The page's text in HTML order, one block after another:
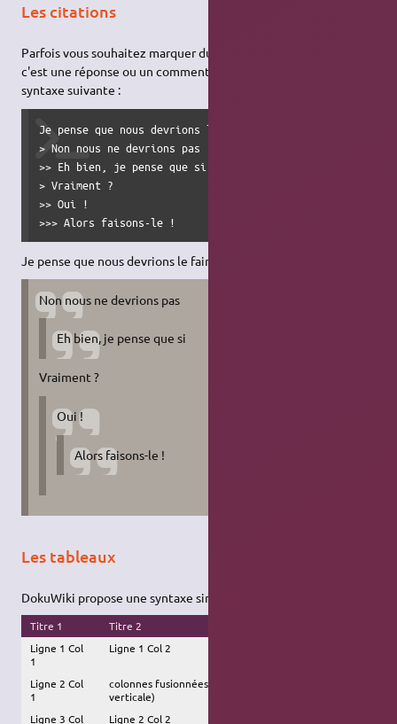
Les citations
Parfois vous souhaitez marquer du texte afin de montrer que
c'est une réponse ou un commentaire. Vous pouvez utiliser la
syntaxe suivante :
Je pense que nous devrions le faire
> Non nous ne devrions pas
>> Eh bien, je pense que si
> Vraiment ?
>> Oui !
>>> Alors faisons-le !
Je pense que nous devrions le faire
Non nous ne devrions pas
Eh bien, je pense que si
Vraiment ?
Oui !
Alors faisons-le !
Les tableaux
DokuWiki propose une syntaxe simple pour créer des tableaux.
Titre 1 Titre 2
Ligne 1 Col
1
Ligne 1 Col 2
Ligne 2 Col
1
colonnes fusionnées (notez la double barre
verticale)
Ligne 3 Col
Ligne 2 Col 2